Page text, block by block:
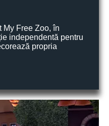
My Free Zoo, în
independentă pentru
propria